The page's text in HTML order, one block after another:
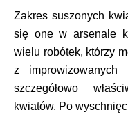
Zakres suszonych
się one w arsenale
wielu robótek, którzy
z improwizowanych
szczegółowo
kwiatów. Po